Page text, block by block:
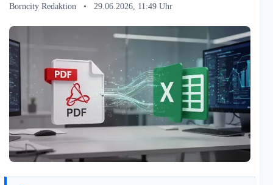
Borncity Redaktion • 29.06.2026, 11:49 Uhr